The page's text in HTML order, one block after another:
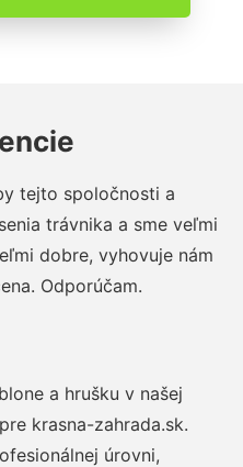
tejto spoločnosti a
trávnika a sme veľmi
dobre, vyhovuje nám
Odporúčam.
a hrušku v našej
krasna-zahrada.sk.
úrovni,